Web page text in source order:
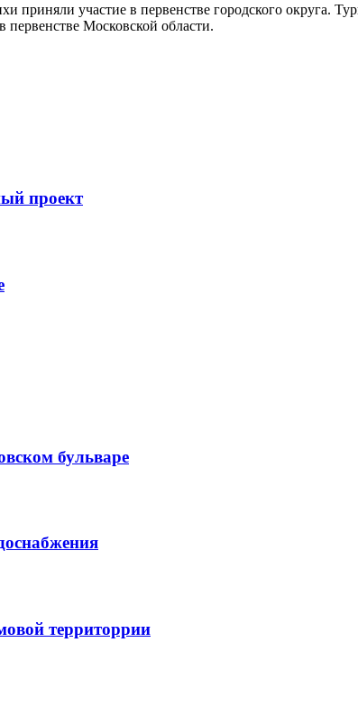
приняли участие в первенстве городского
первенстве Московской области.
проект
бульваре
территоррии